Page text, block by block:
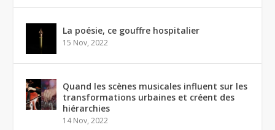
La poésie, ce gouffre hospitalier
15 Nov, 2022
Quand les scènes musicales influent sur les
transformations urbaines et créent des
hiérarchies
14 Nov, 2022